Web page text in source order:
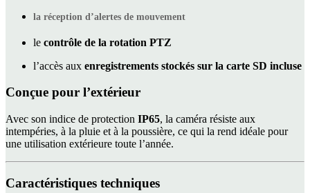
la réception d’alertes de mouvement
le contrôle de la rotation PTZ
l’accès aux enregistrements stockés sur la carte SD incluse
Conçue pour l’extérieur
Avec son indice de protection IP65, la caméra résiste aux
intempéries, à la pluie et à la poussière, ce qui la rend idéale pour
une utilisation extérieure toute l’année.
Caractéristiques techniques